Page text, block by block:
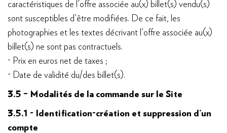
caractéristiques de l'offre associée au(x) billet(s) vendu(s)
sont susceptibles d'être modifiées. De ce fait, les
photographies et les textes décrivant l'offre associée au(x)
billet(s) ne sont pas contractuels.
- Prix en euros net de taxes ;
- Date de validité du/des billet(s).
3.5 – Modalités de la commande sur le Site
3.5.1 - Identification-création et suppression d’un
compte